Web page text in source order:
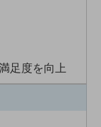
足度を向上